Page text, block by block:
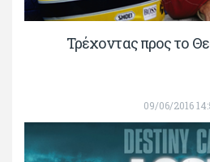
Τρέχοντας προς το
09/06/2016